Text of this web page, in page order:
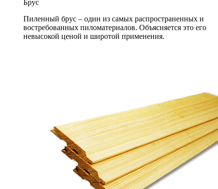
Брус
Пиленный брус – один из самых распространенных и
востребованных пиломатериалов. Объясняется это его
невысокой ценой и широтой применения.